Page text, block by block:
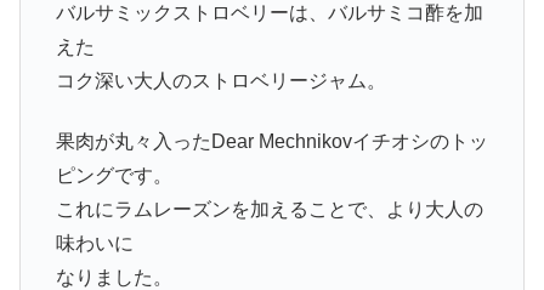
バルサミックストロベリーは、バルサミコ酢を加
えた
コク深い大人のストロベリージャム。
果肉が丸々入ったDear Mechnikovイチオシのトッ
ピングです。
これにラムレーズンを加えることで、より大人の
味わいに
なりました。